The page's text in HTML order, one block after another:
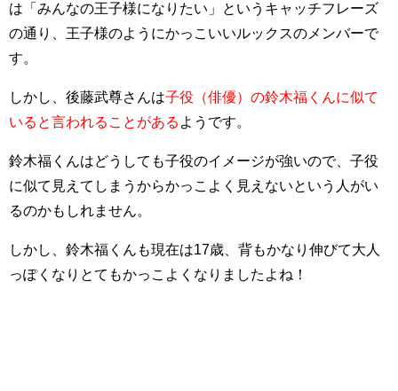
は「みんなの王子様になりたい」というキャッチフレーズ
の通り、王子様のようにかっこいいルックスのメンバーで
す。
しかし、後藤武尊さんは子役（俳優）の鈴木福くんに似て
いると言われることがある ようです。
鈴木福くんはどうしても子役のイメージが強いので、子役
に似て見えてしまうからかっこよく見えないという人がい
るのかもしれません。
しかし、鈴木福くんも現在は17歳、背もかなり伸びて大人
っぽくなりとてもかっこよくなりましたよね！